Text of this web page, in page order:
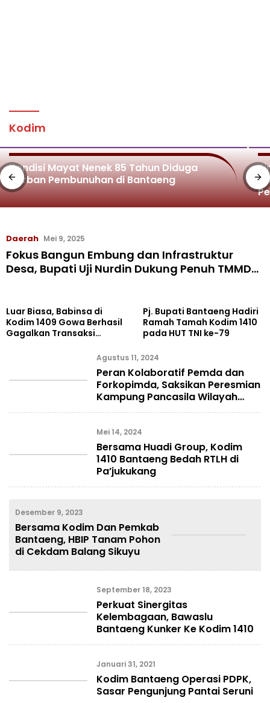
Kodim
Kondisi Mayat Nenek 85 Tahun Diduga
Korban Pembunuhan di Bantaeng
Daerah Mei 9, 2025
Fokus Bangun Embung dan Infrastruktur
Desa, Bupati Uji Nurdin Dukung Penuh TMMD
Luar Biasa, Babinsa di
Kodim 1409 Gowa Berhasil
Gagalkan Transaksi
Pj. Bupati Bantaeng Hadiri
Ramah Tamah Kodim 1410
pada HUT TNI ke-79
Agustus 11, 2024
Peran Kolaboratif Pemda dan
Forkopimda, Saksikan Peresmian
Kampung Pancasila Wilayah
Kodim 1410/Bantaeng
Mei 14, 2024
Bersama Huadi Group, Kodim
1410 Bantaeng Bedah RTLH di
Pa’jukukang
Desember 9, 2023
Bersama Kodim Dan Pemkab
Bantaeng, HBIP Tanam Pohon
di Cekdam Balang Sikuyu
September 18, 2023
Perkuat Sinergitas
Kelembagaan, Bawaslu
Bantaeng Kunker Ke Kodim 1410
Januari 31, 2021
Kodim Bantaeng Operasi PDPK,
Sasar Pengunjung Pantai Seruni